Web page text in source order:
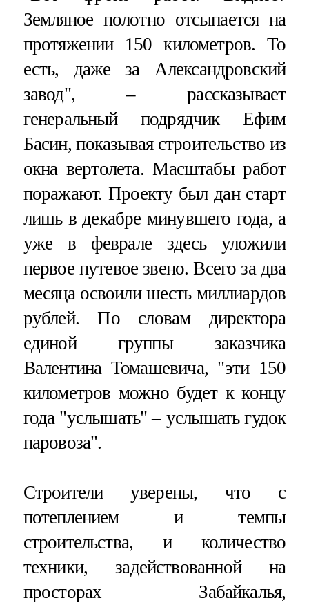
Земляное полотно отсыпается на
протяжении 150 километров. То
есть, даже за Александровский
завод", – рассказывает
генеральный подрядчик Ефим
Басин, показывая строительство из
окна вертолета. Масштабы работ
поражают. Проекту был дан старт
лишь в декабре минувшего года, а
уже в феврале здесь уложили
первое путевое звено. Всего за два
месяца освоили шесть миллиардов
рублей. По словам директора
единой группы заказчика
Валентина Томашевича, "эти 150
километров можно будет к концу
года "услышать" – услышать гудок
паровоза".
Строители уверены, что с
потеплением и темпы
строительства, и количество
техники, задействованной на
просторах Забайкалья,